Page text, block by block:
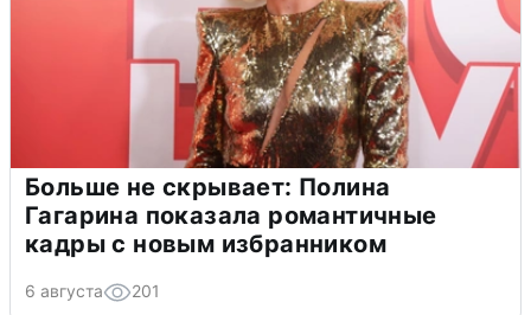
Больше не скрывает: Полина
Гагарина показала романтичные
кадры с новым избранником
6 августа 201